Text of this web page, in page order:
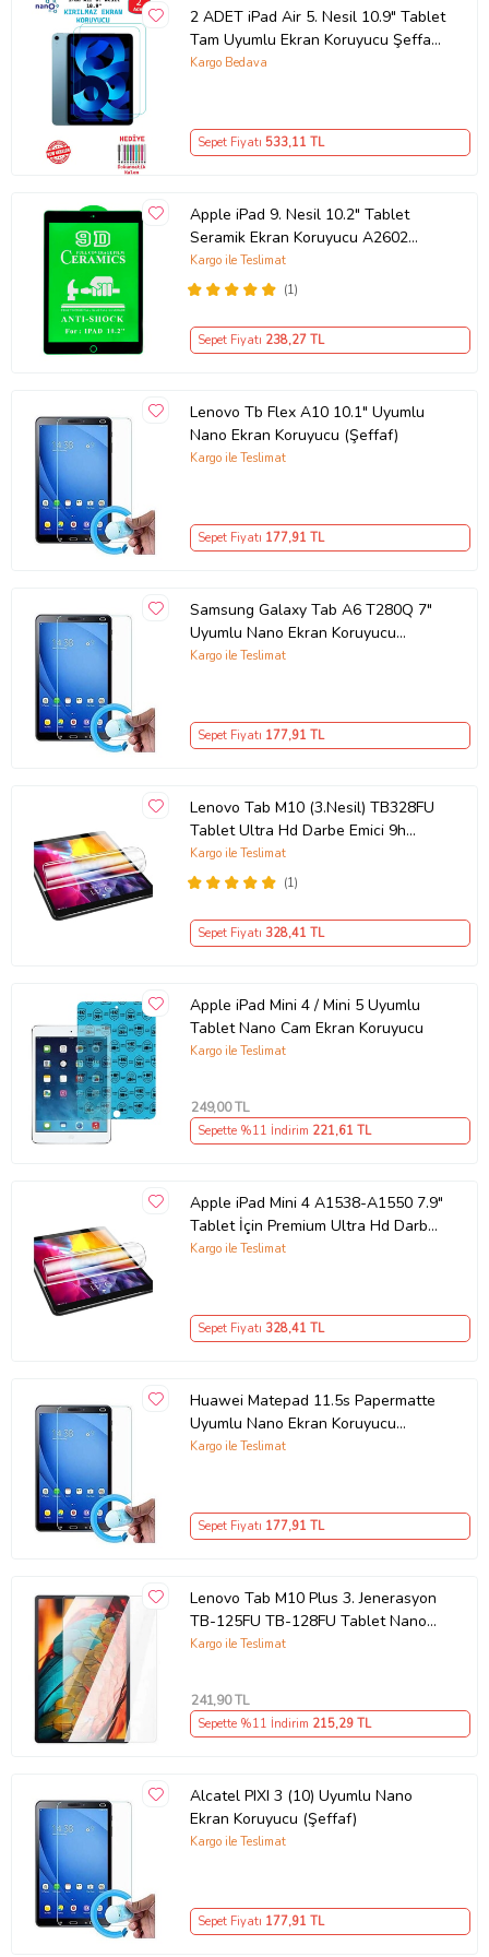
2 ADET iPad Air 5. Nesil 10.9" Tablet
Tam Uyumlu Ekran Koruyucu Şeffaf
Cam Nano HD Esnek Kırılmaz
Kargo Bedava
Sepet Fiyatı 533,11 TL
Apple iPad 9. Nesil 10.2" Tablet
Seramik Ekran Koruyucu A2602
A2603 A2605 A2604 (Siyah)
(1)
Kargo ile Teslimat
Sepet Fiyatı 238,27 TL
Lenovo Tb Flex A10 10.1" Uyumlu
Nano Ekran Koruyucu (Şeffaf)
Kargo ile Teslimat
Sepet Fiyatı 177,91 TL
Samsung Galaxy Tab A6 T280Q 7"
Uyumlu Nano Ekran Koruyucu
(Şeffaf)
Kargo ile Teslimat
Sepet Fiyatı 177,91 TL
Lenovo Tab M10 (3.Nesil) TB328FU
Tablet Ultra Hd Darbe Emici 9h
Nano Ekran Koruyucu
(1)
Kargo ile Teslimat
Sepet Fiyatı 328,41 TL
Apple iPad Mini 4 / Mini 5 Uyumlu
Tablet Nano Cam Ekran Koruyucu
Kargo ile Teslimat
249,00 TL
Sepette %11 İndirim 221,61 TL
Apple iPad Mini 4 A1538-A1550 7.9"
Tablet İçin Premium Ultra Hd Darbe
Emici 9h Nano Ekran Koruyucu
Kargo ile Teslimat
Sepet Fiyatı 328,41 TL
Huawei Matepad 11.5s Papermatte
Uyumlu Nano Ekran Koruyucu
(Şeffaf)
Kargo ile Teslimat
Sepet Fiyatı 177,91 TL
Lenovo Tab M10 Plus 3. Jenerasyon
TB-125FU TB-128FU Tablet Nano
Ekran Koruyucu (Renksiz)
Kargo ile Teslimat
241,90 TL
Sepette %11 İndirim 215,29 TL
Alcatel PIXI 3 (10) Uyumlu Nano
Ekran Koruyucu (Şeffaf)
Kargo ile Teslimat
Sepet Fiyatı 177,91 TL